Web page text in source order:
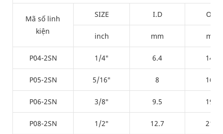
Mã số linh
kiện
SIZE I.D O.D
inch mm mm
P04-2SN 1/4″ 6.4 14.5
P05-2SN 5/16″ 8 16.7
P06-2SN 3/8″ 9.5 19.2
P08-2SN 1/2″ 12.7 21.8